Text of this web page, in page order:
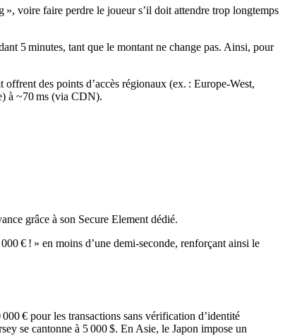
voire faire perdre le joueur s’il doit attendre trop longtemps
5 minutes, tant que le montant ne change pas. Ainsi, pour
des points d’accès régionaux (ex. : Europe‑West,
à ~70 ms (via CDN).
grâce à son Secure Element dédié.
€ ! » en moins d’une demi‑seconde, renforçant ainsi le
€ pour les transactions sans vérification d’identité
se cantonne à 5 000 $. En Asie, le Japon impose un